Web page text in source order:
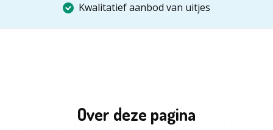
Kwalitatief aanbod van uitjes
Over deze pagina